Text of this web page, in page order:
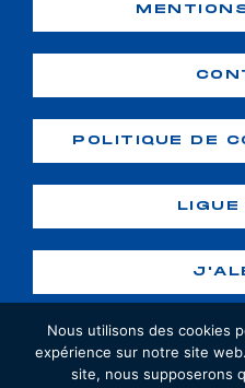
POLITIQUE DE
Nous utilisons des cookies
expérience sur notre site
site, nous supposerons